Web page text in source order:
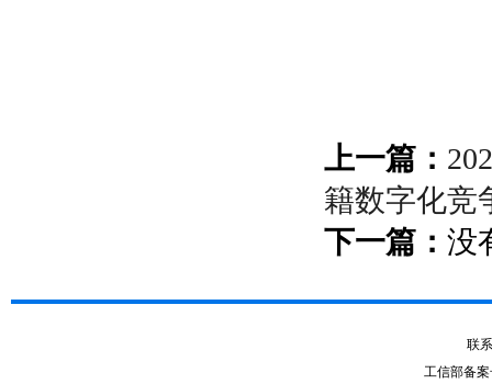
上一篇：
籍数字化竞
下一篇： 没
联
工信部备